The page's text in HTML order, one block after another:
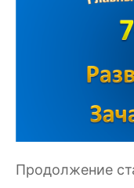
Продолжение